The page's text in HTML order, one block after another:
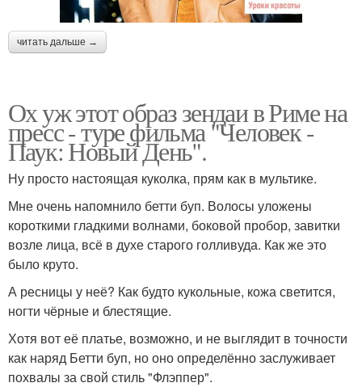
читать дальше →
Ох уж этот образ зендаи в Риме на
пресс - туре фильма "Человек -
Паук: Новый День".
Ну просто настоящая куколка, прям как в мультике.
Мне очень напомнило бетти буп. Волосы уложены
короткими гладкими волнами, боковой пробор, завитки
возле лица, всё в духе старого голливуда. Как же это
было круто.
А ресницы у неё? Как будто кукольные, кожа светится,
ногти чёрные и блестящие.
Хотя вот её платье, возможно, и не выглядит в точности
как наряд Бетти буп, но оно определённо заслуживает
похвалы за свой стиль "Флэппер".